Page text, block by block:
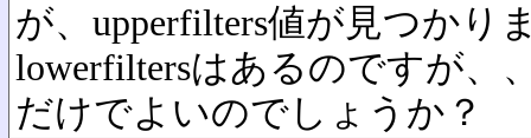
が、upperfilters値が見つかり
lowerfiltersはあるのですが、
だけでよいのでしょうか？